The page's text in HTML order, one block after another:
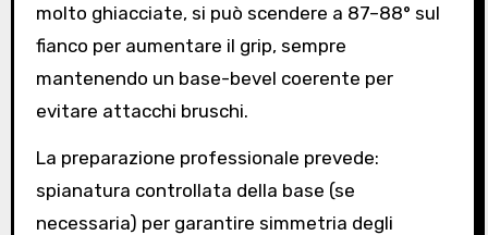
molto ghiacciate, si può scendere a 87–88° sul
fianco per aumentare il grip, sempre
mantenendo un base-bevel coerente per
evitare attacchi bruschi.
La preparazione professionale prevede:
spianatura controllata della base (se
necessaria) per garantire simmetria degli